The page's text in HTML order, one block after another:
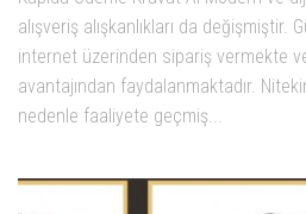
alışveriş alışkanlıkları da değişmiştir.
internet üzerinden sipariş vermekte
avantajından faydalanmaktadır.
nedenle faaliyete geçmiş...